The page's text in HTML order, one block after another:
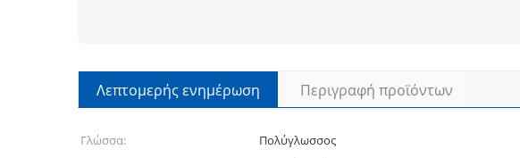
Λεπτομερής ενημέρωση Περιγραφή προϊόντων
Γλώσσα: Πολύγλωσσος